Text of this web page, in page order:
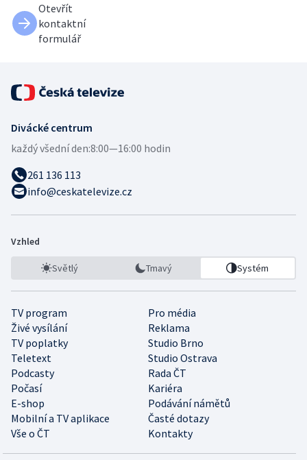
Otevřít
kontaktní
formulář
Divácké centrum
každý všední den:8:00—16:00 hodin
261 136 113
info@ceskatelevize.cz
Vzhled
Světlý Tmavý Systém
TV program
Pro média
Živé vysílání
Reklama
TV poplatky
Studio Brno
Teletext
Studio Ostrava
Podcasty
Rada ČT
Počasí
Kariéra
E-shop
Podávání námětů
Mobilní a TV aplikace
Časté dotazy
Vše o ČT
Kontakty